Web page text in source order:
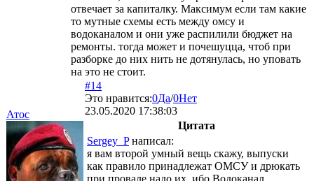
отвечает за капиталку. Максимум если там какие
то мутные схемы есть между омсу и
водоканалом и они уже распилили бюджет на
ремонты. тогда может и почешуцца, чтоб при
разборке до них нить не дотянулась, но уповать
на это не стоит.
Атос
#14
Это нравится:0Да/0Нет
23.05.2020 17:38:03
Цитата
Sergey_Pнаписал:
я вам второй умный вещь скажу, выпуски
как правило принадлежат ОМСУ и дрюкать
при провале надо их. ибо Водоканал